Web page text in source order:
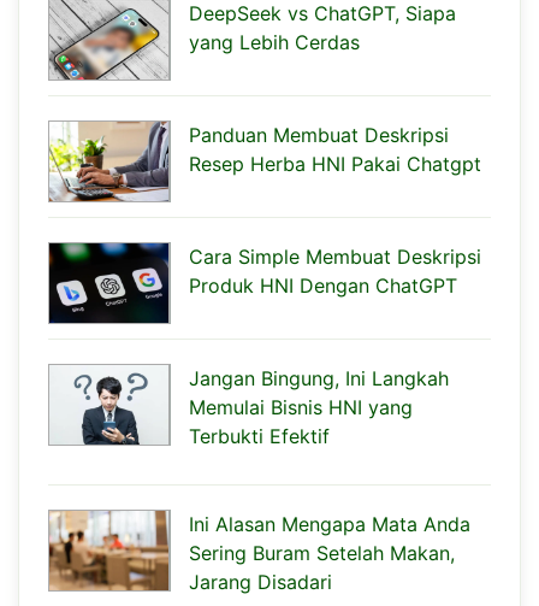
DeepSeek vs ChatGPT, Siapa
yang Lebih Cerdas
Panduan Membuat Deskripsi
Resep Herba HNI Pakai Chatgpt
Cara Simple Membuat Deskripsi
Produk HNI Dengan ChatGPT
Jangan Bingung, Ini Langkah
Memulai Bisnis HNI yang
Terbukti Efektif
Ini Alasan Mengapa Mata Anda
Sering Buram Setelah Makan,
Jarang Disadari